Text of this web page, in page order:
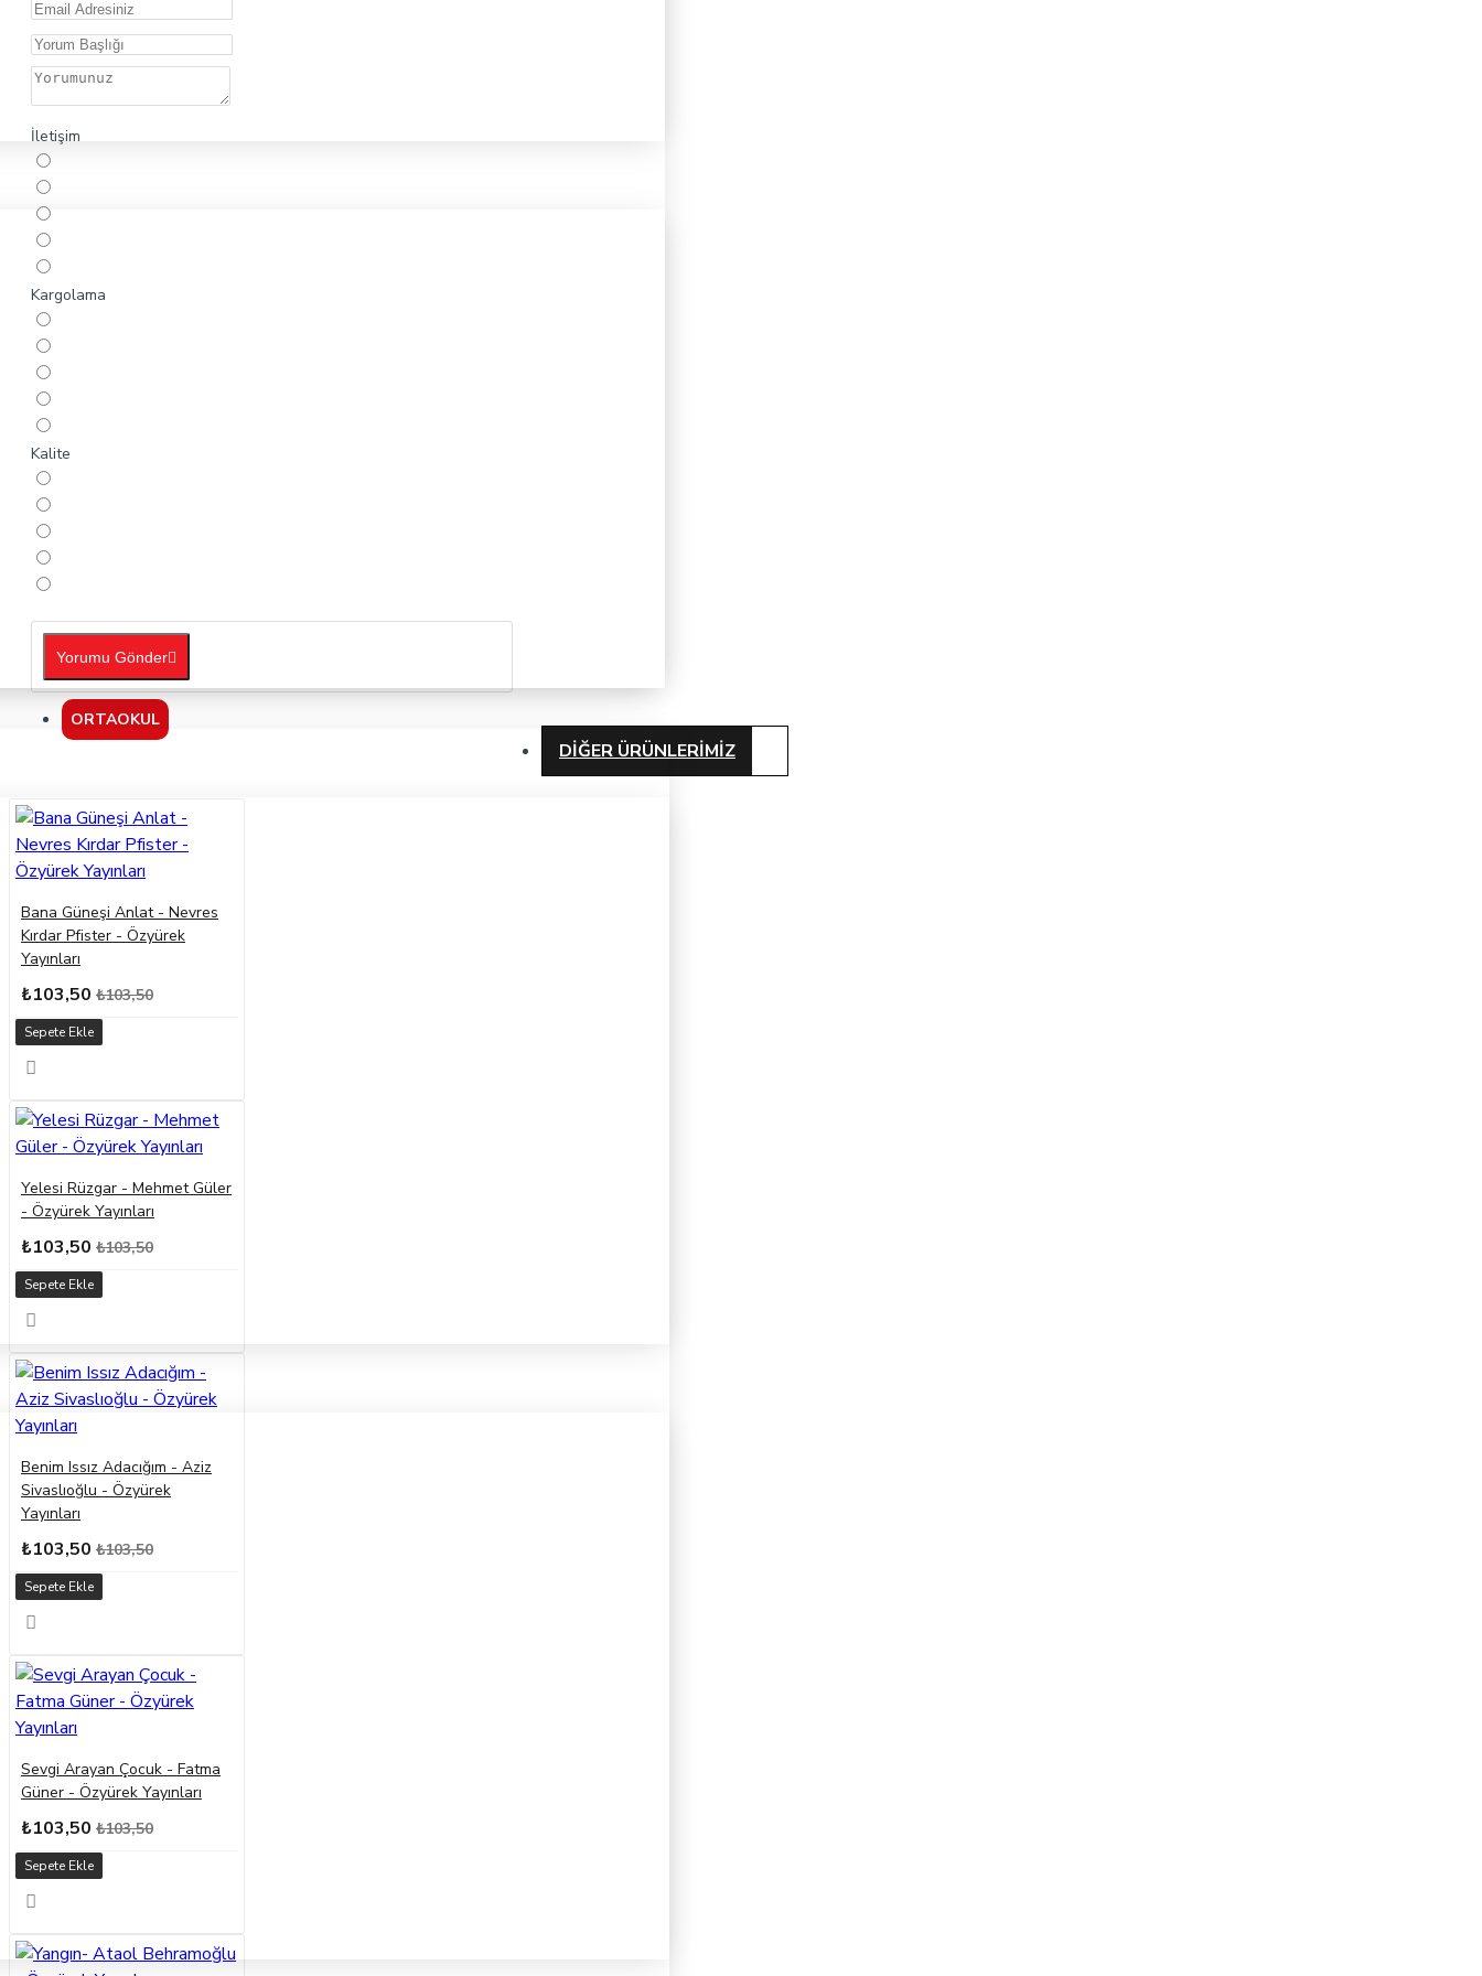
ORTAOKUL
İletişim
Kargolama
Kalite
Yorumu Gönder
DIĞER ÜRÜNLERIMIZ
Bana Güneşi Anlat - Nevres
Kırdar Pfister - Özyürek
Yayınları
₺103,50 ₺103,50
Sepete Ekle
Yelesi Rüzgar - Mehmet Güler
- Özyürek Yayınları
₺103,50 ₺103,50
Sepete Ekle
Benim Issız Adacığım - Aziz
Sivaslıoğlu - Özyürek
Yayınları
₺103,50 ₺103,50
Sepete Ekle
Sevgi Arayan Çocuk - Fatma
Güner - Özyürek Yayınları
₺103,50 ₺103,50
Sepete Ekle